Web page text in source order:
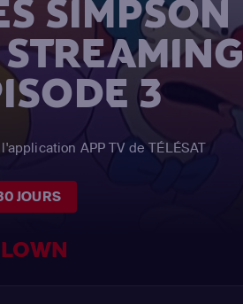
SIMPSON
3
APP TV de TÉLÉSAT
JOURS